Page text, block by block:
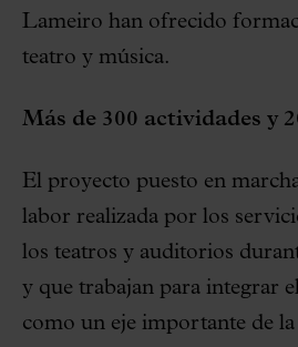
Lameiro han ofrecido
teatro y música.
Más de 300 actividades y
El proyecto puesto en
labor realizada por los
los teatros y auditorios
y que trabajan para integrar
como un eje importante de